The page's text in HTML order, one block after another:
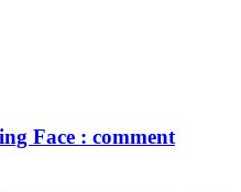
Face : comment